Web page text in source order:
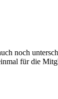
noch
für die